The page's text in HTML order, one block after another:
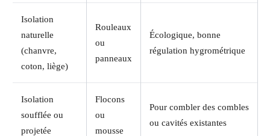
Isolation
naturelle
(chanvre,
coton, liège)
Rouleaux
ou
panneaux
Écologique, bonne
régulation hygrométrique
Isolation
soufflée ou
projetée
Flocons
ou
mousse
Pour combler des combles
ou cavités existantes